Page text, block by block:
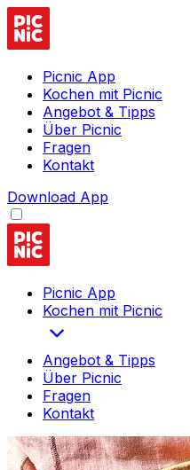
Picnic App
Kochen mit Picnic
Angebot & Tipps
Über Picnic
Fragen
Kontakt
Download App
Picnic App
Kochen mit Picnic
Angebot & Tipps
Über Picnic
Fragen
Kontakt